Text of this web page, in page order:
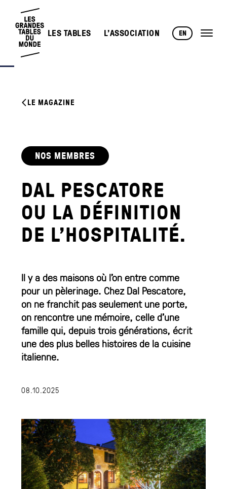
LES TABLES L’ASSOCIATION EN
LE MAGAZINE
NOS MEMBRES
DAL PESCATORE
OU LA DÉFINITION
DE L’HOSPITALITÉ.
Il y a des maisons où l’on entre comme
pour un pèlerinage. Chez Dal Pescatore,
on ne franchit pas seulement une porte,
on rencontre une mémoire, celle d’une
famille qui, depuis trois générations, écrit
une des plus belles histoires de la cuisine
italienne.
08.10.2025